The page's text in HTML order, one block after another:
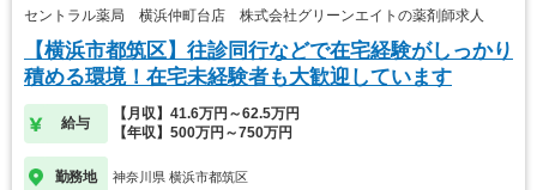
セントラル薬局 横浜仲町台店 株式会社グリーンエイトの薬剤師求人
【横浜市都筑区】往診同行などで在宅経験がしっかり
積める環境！在宅未経験者も大歓迎しています
給与
【月収】41.6万円～62.5万円
【年収】500万円～750万円
勤務地 神奈川県 横浜市都筑区